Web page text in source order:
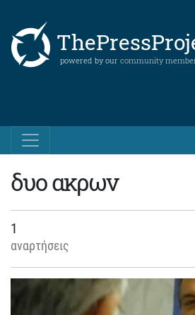
powered by our community
δυο ακρων
1
αναρτήσεις